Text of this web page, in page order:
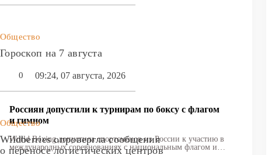
Общество
Гороскоп на 7 августа
0 09:24, 07 августа, 2026
Общество
Wildberries опровергла сообщения
о переносе логистических центров
Россиян допустили к турнирам по боксу с флагом
и гимном
World Boxing допустила спортсменов из России к участию в
международных соревнованиях с национальным флагом и